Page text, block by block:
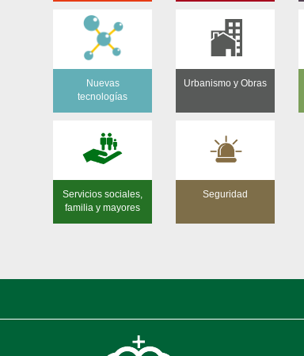
Nuevas
tecnologías
Urbanismo y Obras
Servicios sociales,
familia y mayores
Seguridad